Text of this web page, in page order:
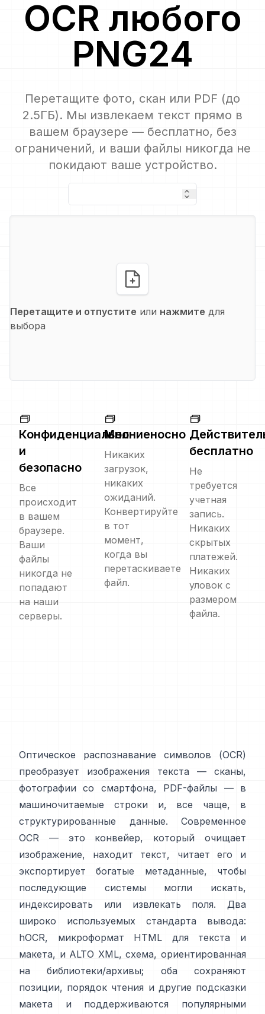
OCR любого
PNG24
Перетащите фото, скан или PDF (до
2.5ГБ). Мы извлекаем текст прямо в
вашем браузере — бесплатно, без
ограничений, и ваши файлы никогда не
покидают ваше устройство.
Перетащите и отпустите или нажмите для
выбора
Конфиденциально
и
безопасно
Все
происходит
в вашем
браузере.
Ваши
файлы
никогда не
попадают
на наши
серверы.
Молниеносно
Никаких
загрузок,
никаких
ожиданий.
Конвертируйте
в тот
момент,
когда вы
перетаскиваете
файл.
бесплатно
Не
требуется
учетная
запись.
Никаких
скрытых
платежей.
Никаких
уловок с
размером
файла.
Оптическое распознавание символов (OCR)
преобразует изображения текста — сканы,
фотографии со смартфона, PDF-файлы — в
машиночитаемые строки и, все чаще, в
структурированные данные. Современное
OCR — это конвейер, который очищает
изображение, находит текст, читает его и
экспортирует богатые метаданные, чтобы
последующие системы могли искать,
индексировать или извлекать поля. Два
широко используемых стандарта вывода:
hOCR, микроформат HTML для текста и
макета, и ALTO XML, схема, ориентированная
на библиотеки/архивы; оба сохраняют
позиции, порядок чтения и другие подсказки
макета и поддерживаются популярными